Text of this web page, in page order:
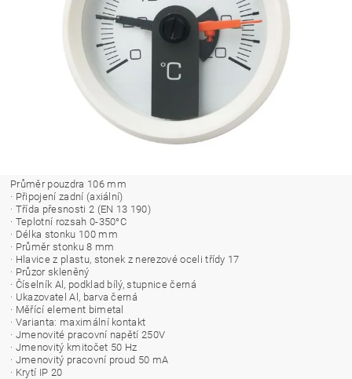
Průměr pouzdra 106 mm
· Připojení zadní (axiální)
· Třída přesnosti 2 (EN 13 190)
· Teplotní rozsah 0-350°C
· Délka stonku 100 mm
· Průměr stonku 8 mm
· Hlavice z plastu, stonek z nerezové oceli třídy 17
· Průzor skleněný
· Číselník Al, podklad bílý, stupnice černá
· Ukazovatel Al, barva černá
· Měřící element bimetal
· Varianta: maximální kontakt
· Jmenovité pracovní napětí 250V
· Jmenovitý kmitočet 50 Hz
· Jmenovitý pracovní proud 50 mA
· Krytí IP 20